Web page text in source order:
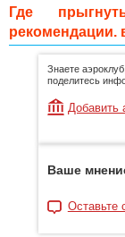
Где
рекомендации.
Знаете
поделитесь
Добавить
Ваше
Оставьте